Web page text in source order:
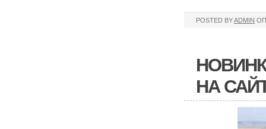
POSTED BYADMIN
НА